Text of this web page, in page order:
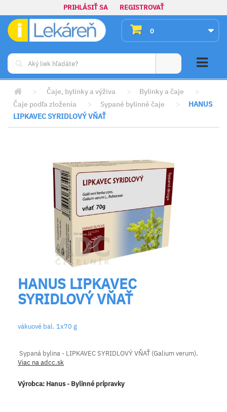
PRIHLÁSIŤ SA REGISTROVAŤ
0
> Čaje, bylinky a výživa > Bylinky a čaje
>
Čaje podľa zloženia
> Sypané bylinné čaje >
HANUS
LIPKAVEC SYRIDLOVÝ VŇAŤ
HANUS LIPKAVEC
SYRIDLOVÝ VŇAŤ
vákuové bal. 1x70 g
Sypaná bylina - LIPKAVEC SYRIDLOVÝ VŇAŤ (Galium verum).
Viac na adcc.sk
Výrobca: Hanus - Bylinné prípravky